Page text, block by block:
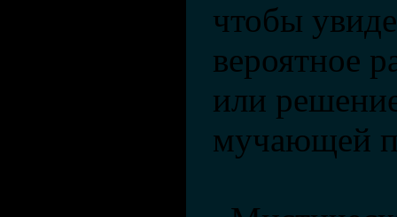
чтобы
вероятное
или
мучающей